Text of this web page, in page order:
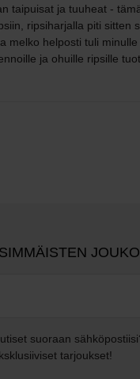
taipuisat ja tuuheat -
ripsiharjalla piti sitten
melko helposti tuli
ja ohuille ripsille
suoraan
tarjoukset!